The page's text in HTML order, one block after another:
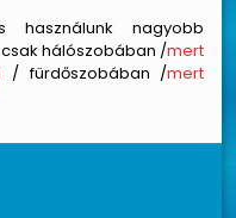
nagyobb
hálószobában /mert
/ fürdőszobában /mert